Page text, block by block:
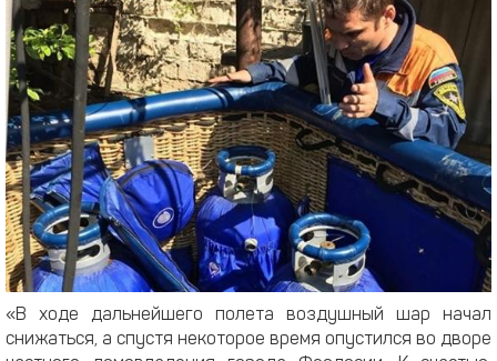
«В ходе дальнейшего полета воздушный шар начал
снижаться, а спустя некоторое время опустился во дворе